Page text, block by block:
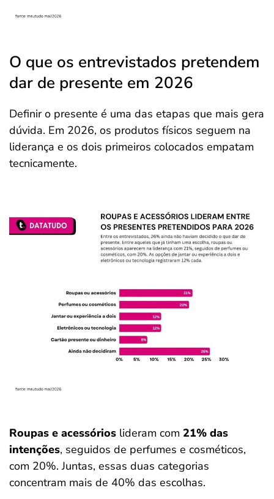
O que os entrevistados pretendem
dar de presente em 2026
Definir o presente é uma das etapas que mais gera
dúvida. Em 2026, os produtos físicos seguem na
liderança e os dois primeiros colocados empatam
tecnicamente.
Roupas e acessórios lideram com 21% das
intenções, seguidos de perfumes e cosméticos,
com 20%. Juntas, essas duas categorias
concentram mais de 40% das escolhas.